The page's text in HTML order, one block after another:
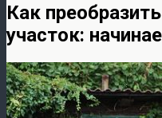
Как
участок: